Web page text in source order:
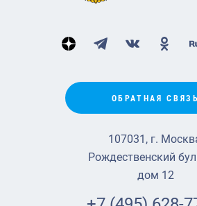
ОБРАТНАЯ СВЯЗЬ
107031, г.
Рождественский
дом 12